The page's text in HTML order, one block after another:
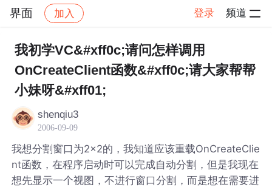
界面 加入 登录 频道
社区 界面 帖子详情
我初学VC&#xff0c;请问怎样调用
OnCreateClient函数&#xff0c;请大家帮帮
小妹呀&#xff01;
shenqiu3
2006-09-09
我想分割窗口为2×2的，我知道应该重载OnCreateClie
nt函数，在程序启动时可以完成自动分割，但是我现在
想先显示一个视图，不进行窗口分割，而是想在需要进